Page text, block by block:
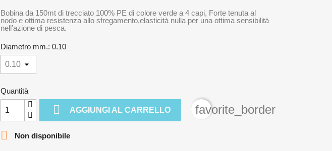
Bobina da 150mt di trecciato 100% PE di colore verde a 4 capi, Forte tenuta al
nodo e ottima resistenza allo sfregamento,elasticità nulla per una ottima sensibilità
nell’azione di pesca.
Diametro mm.: 0.10
Quantità
 AGGIUNGI AL CARRELLO
favorite_border

Non disponibile